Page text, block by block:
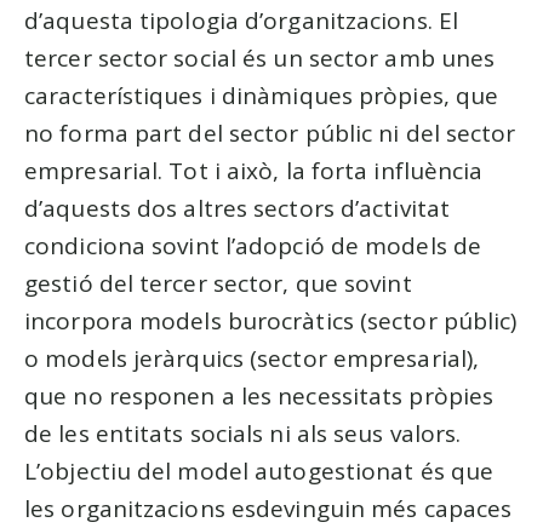
d’aquesta tipologia d’organitzacions. El
tercer sector social és un sector amb unes
característiques i dinàmiques pròpies, que
no forma part del sector públic ni del sector
empresarial. Tot i això, la forta influència
d’aquests dos altres sectors d’activitat
condiciona sovint l’adopció de models de
gestió del tercer sector, que sovint
incorpora models burocràtics (sector públic)
o models jeràrquics (sector empresarial),
que no responen a les necessitats pròpies
de les entitats socials ni als seus valors.
L’objectiu del model autogestionat és que
les organitzacions esdevinguin més capaces